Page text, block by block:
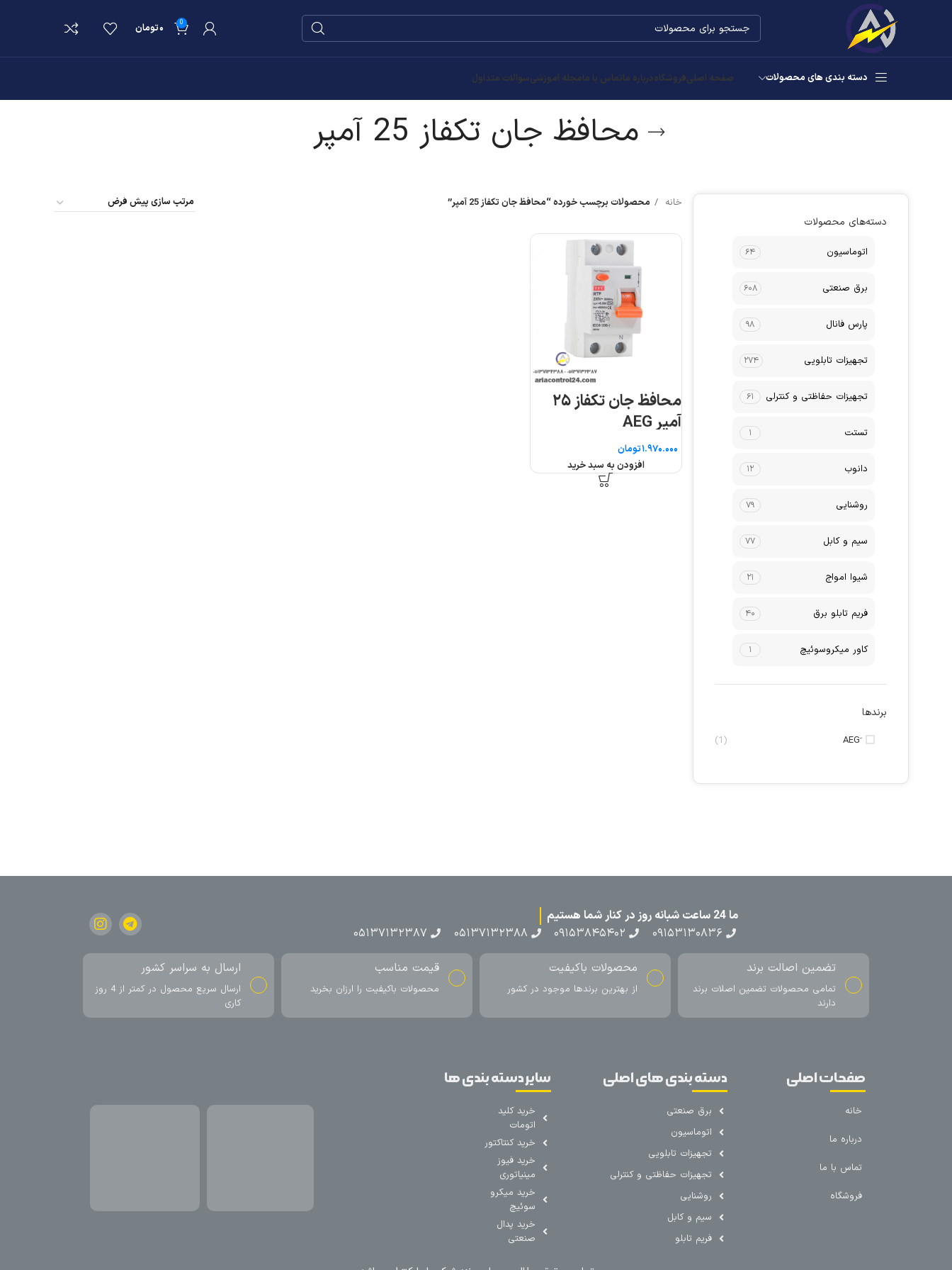
0 ۰تومان
دسته بندی های محصولات صفحه اصلیفروشگاهدرباره ماتماس با مامجله آموزشیسوالات متداول
محافظ جان تکفاز 25 آمپر
دسته‌های محصولات
اتوماسیون ۶۴
برق صنعتی ۶۰۸
پارس فانال ۹۸
تجهیزات تابلویی ۲۷۴
تجهیزات حفاظتی و کنترلی ۶۱
تستت ۱
دانوب ۱۲
روشنایی ۷۹
سیم و کابل ۷۷
شیوا امواج ۲۱
فریم تابلو برق ۴۰
کاور میکروسوئیچ ۱
برندها
(1)
خانه محصولات برچسب خورده “محافظ جان تکفاز 25 آمپر”
محافظ جان تکفاز ۲۵
آمپر AEG
تومان
افزودن به سبد خرید
ما 24 ساعت شبانه روز در کنار شما هستیم
۰۹۱۵۳۱۳۰۸۳۶
۰۹۱۵۳۸۴۵۴۰۲ ۰۵۱۳۷۱۳۲۳۸۸ ۰۵۱۳۷۱۳۲۳۸۷
تضمین اصالت برند
تمامی محصولات تضمین اصلات برند
دارند
محصولات باکیفیت
از بهترین برندها موجود در کشور
قیمت مناسب
محصولات باکیفیت را ارزان بخرید
ارسال به سراسر کشور
ارسال سریع محصول در کمتر از 4 روز
کاری
صفحات اصلی
خانه
درباره ما
تماس با ما
فروشگاه
دسته بندی های اصلی
برق صنعتی
اتوماسیون
تجهیزات تابلویی
تجهیزات حفاظتی و کنترلی
روشنایی
سیم و کابل
فریم تابلو
سایر دسته بندی ها
خرید کلید
اتومات
خرید کنتاکتور
خرید فیوز
مینیاتوری
خرید میکرو
سوئیچ
خرید پدال
صنعتی